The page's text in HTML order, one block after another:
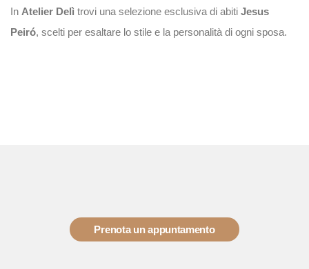
In Atelier Delì trovi una selezione esclusiva di abiti Jesus
Peiró, scelti per esaltare lo stile e la personalità di ogni sposa.
Prenota un appuntamento